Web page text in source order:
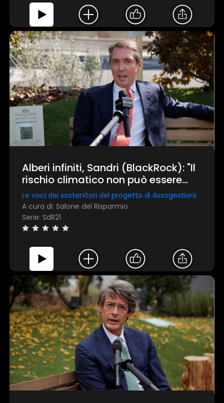
Alberi infiniti, Sandri (BlackRock): "Il
rischio climatico non può essere
ignorato"
Le voci dei sostenitori del progetto di Assogestioni
A cura di: Salone del Risparmio
Serie: SdR21